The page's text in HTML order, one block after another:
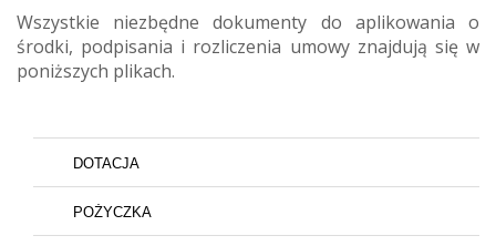
Wszystkie niezbędne dokumenty do aplikowania o
środki, podpisania i rozliczenia umowy znajdują się w
poniższych plikach.